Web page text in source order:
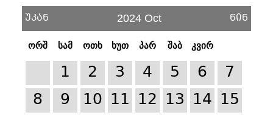
უკან 2024 Oct წინ
ორშ სამ ოთხ ხუთ პარ შაბ კვირ
1 2 3 4 5 6
7
8
9 10 11 12 13 14 15